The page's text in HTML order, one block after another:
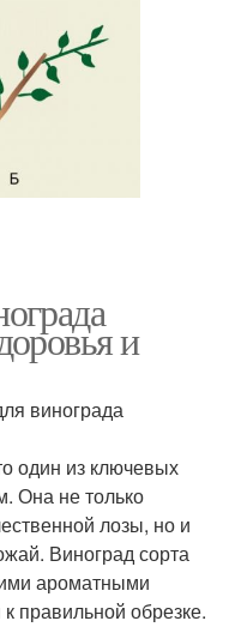
и
винограда
один из ключевых
Она не только
лозы, но и
Виноград сорта
ароматными
правильной обрезке.